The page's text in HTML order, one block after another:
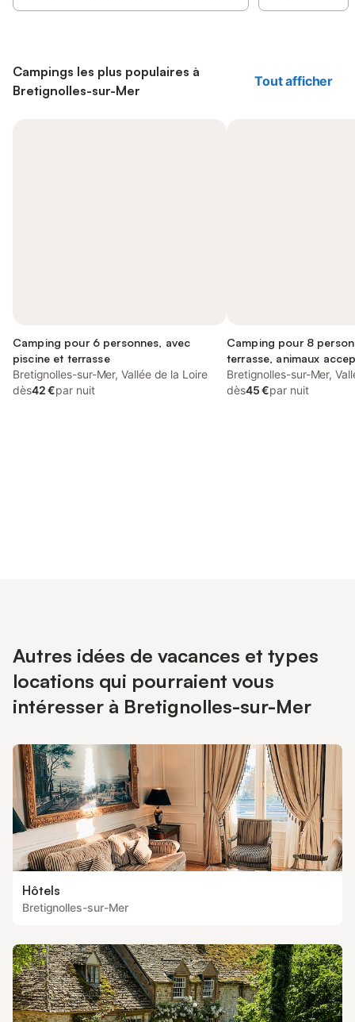
Campings les plus populaires à
Bretignolles-sur-Mer
Tout afficher
Camping pour 6 personnes, avec
piscine et terrasse
Bretignolles-sur-Mer, Vallée de la Loire
dès42 €par nuit
Camping pour 8
terrasse, animaux
Bretignolles-sur-Mer,
dès45 €par nuit
Autres idées de vacances et types
locations qui pourraient vous
intéresser à Bretignolles-sur-Mer
Hôtels
Bretignolles-sur-Mer